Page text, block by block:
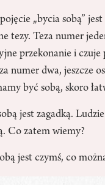
„bycia sobą”
tezy. Teza numer
przekonanie i
numer dwa, jeszcze
być sobą, skoro
jest zagadką.
Co zatem wiemy?
jest czymś, co